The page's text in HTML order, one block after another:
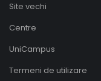
Site vechi
Centre
UniCampus
Termeni de utilizare